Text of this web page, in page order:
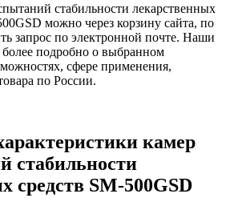
стабильности лекарственных
можно через корзину сайта, по
запрос по электронной почте. Наши
подробно о выбранном
сфере применения,
по России.
камер
стабильности
средств SM-500GSD